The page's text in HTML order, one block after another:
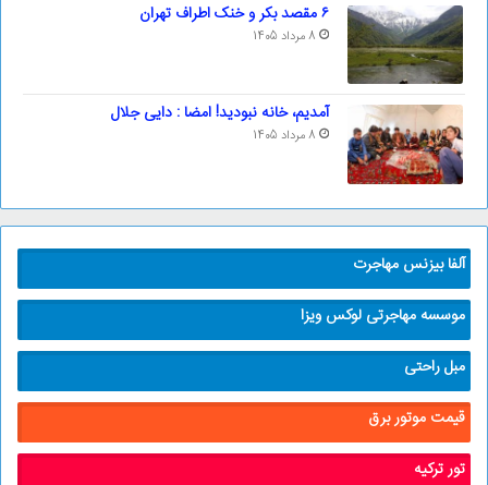
۶ مقصد بکر و خنک اطراف تهران
8 مرداد 1405
آمدیم، خانه نبودید! امضا : دایی جلال
8 مرداد 1405
آلفا بیزنس مهاجرت
موسسه مهاجرتی لوکس ویزا
مبل راحتی
قیمت موتور برق
تور ترکیه